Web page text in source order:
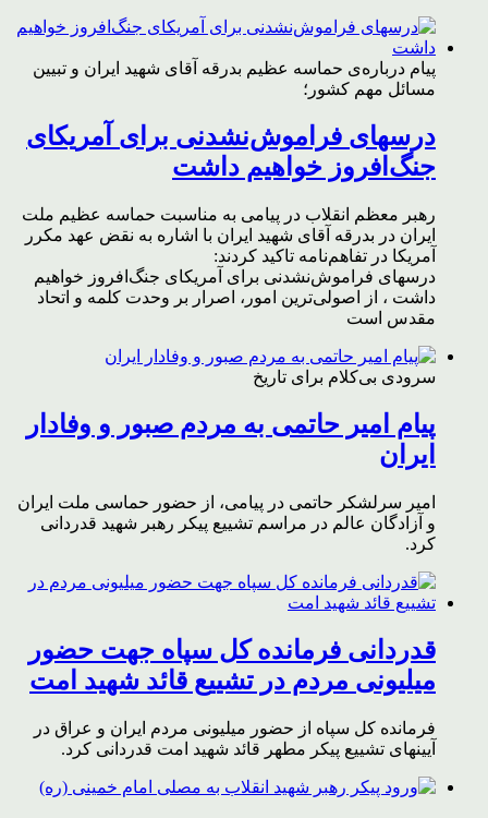
پیام درباره‌ی حماسه عظیم بدرقه آقای شهید ایران و تبیین
مسائل مهم کشور؛
درسهای فراموش‌نشدنی برای آمریکای
جنگ‌افروز خواهیم داشت
رهبر معظم انقلاب در پیامی به مناسبت حماسه عظیم ملت
ایران در بدرقه آقای شهید ایران با اشاره به نقض عهد مکرر
آمریکا در تفاهم‌نامه تاکید کردند:
درسهای فراموش‌نشدنی برای آمریکای جنگ‌افروز خواهیم
داشت ، از اصولی‌ترین امور، اصرار بر وحدت کلمه و اتحاد
مقدس است
سرودی بی‌کلام برای تاریخ
پیام امیر حاتمی به مردم صبور و وفادار
ایران
امیر سرلشکر حاتمی در پیامی، از حضور حماسی ملت ایران
و آزادگان عالم در مراسم تشییع پیکر رهبر شهید قدردانی
کرد.
قدردانی فرمانده کل سپاه جهت حضور
میلیونی مردم در تشییع قائد شهید امت
فرمانده کل سپاه از حضور میلیونی مردم ایران و عراق در
آیینهای تشییع پیکر مطهر قائد شهید امت قدردانی کرد.